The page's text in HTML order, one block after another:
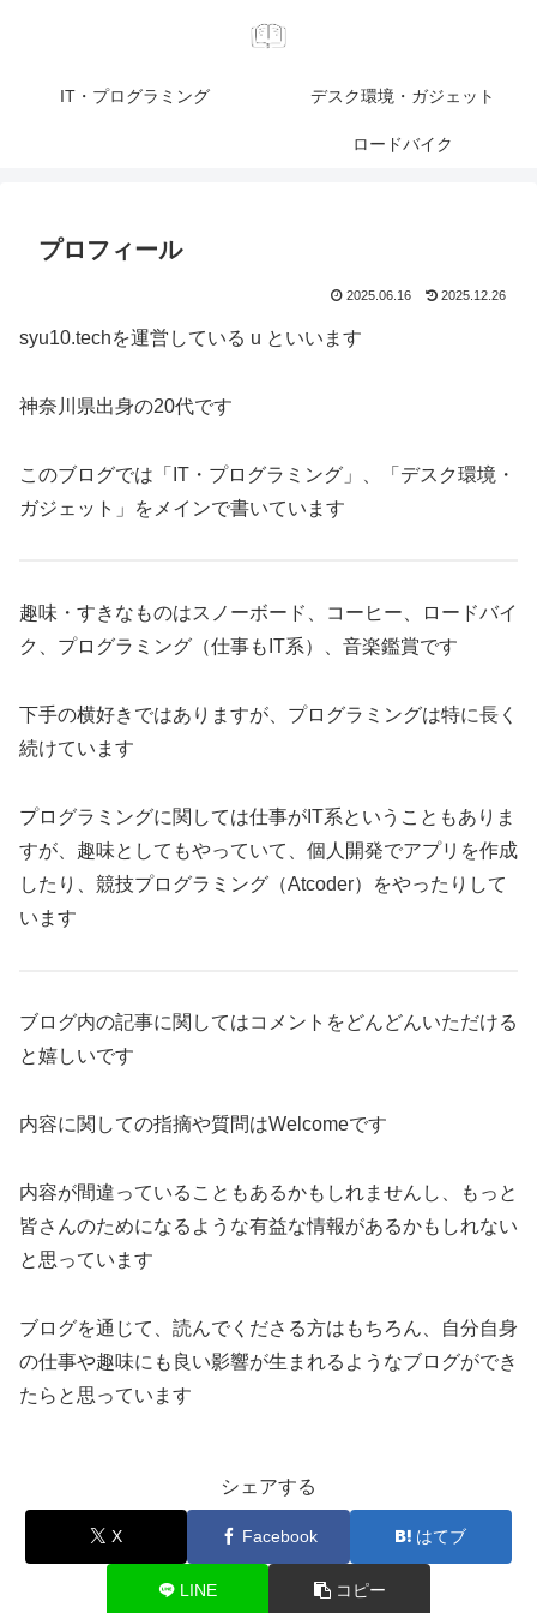
IT・プログラミング デスク環境・ガジェット
ロードバイク
プロフィール
2025.06.16 2025.12.26
syu10.techを運営している u といいます
神奈川県出身の20代です
このブログでは「IT・プログラミング」、「デスク環境・
ガジェット」をメインで書いています
趣味・すきなものはスノーボード、コーヒー、ロードバイ
ク、プログラミング（仕事もIT系）、音楽鑑賞です
下手の横好きではありますが、プログラミングは特に長く
続けています
プログラミングに関しては仕事がIT系ということもありま
すが、趣味としてもやっていて、個人開発でアプリを作成
したり、競技プログラミング（Atcoder）をやったりして
います
ブログ内の記事に関してはコメントをどんどんいただける
と嬉しいです
内容に関しての指摘や質問はWelcomeです
内容が間違っていることもあるかもしれませんし、もっと
皆さんのためになるような有益な情報があるかもしれない
と思っています
ブログを通じて、読んでくださる方はもちろん、自分自身
の仕事や趣味にも良い影響が生まれるようなブログができ
たらと思っています
シェアする
X Facebook はてブ
LINE コピー